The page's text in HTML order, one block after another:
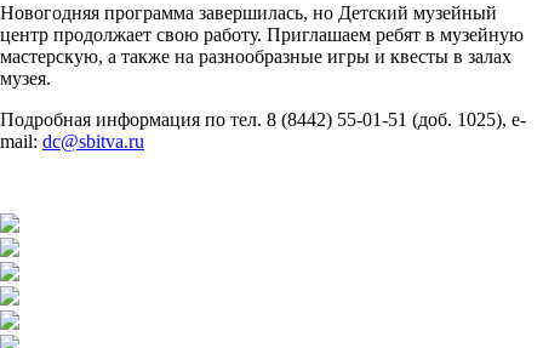
Новогодняя программа завершилась, но Детский музейный
центр продолжает свою работу. Приглашаем ребят в музейную
мастерскую, а также на разнообразные игры и квесты в залах
музея.
Подробная информация по тел. 8 (8442) 55-01-51 (доб. 1025), e-
mail: dc@sbitva.ru